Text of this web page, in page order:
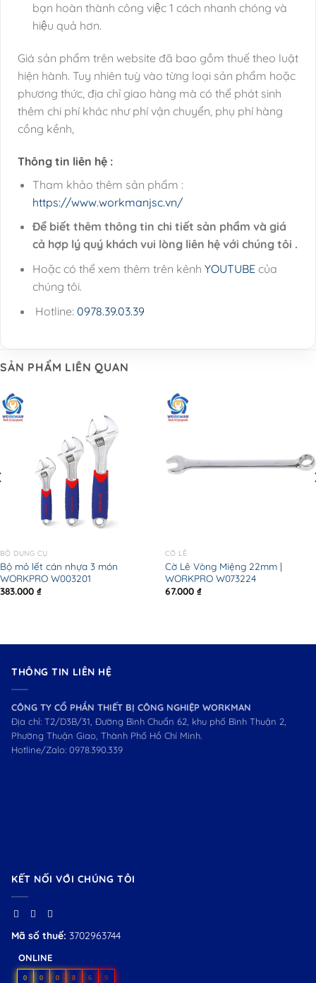
bạn hoàn thành công việc 1 cách nhanh chóng và
hiệu quả hơn.
Giá sản phẩm trên website đã bao gồm thuế theo luật
hiện hành. Tuy nhiên tuỳ vào từng loại sản phẩm hoặc
phương thức, địa chỉ giao hàng mà có thể phát sinh
thêm chi phí khác như phí vận chuyển, phụ phí hàng
cồng kềnh,
Thông tin liên hệ :
Tham khảo thêm sản phẩm :
https://www.workmanjsc.vn/
Để biết thêm thông tin chi tiết sản phẩm và giá
cả hợp lý quý khách vui lòng liên hệ với chúng tôi .
Hoặc có thể xem thêm trên kênh YOUTUBEcủa
chúng tôi.
Hotline: 0978.39.03.39
SẢN PHẨM LIÊN QUAN
BỘ DỤNG CỤ
Bộ mỏ lết cán nhựa 3 món
WORKPRO W003201
383.000 ₫
CỜ LÊ
Cờ Lê Vòng Miệng 22mm |
WORKPRO W073224
67.000 ₫
THÔNG TIN LIÊN HỆ
CÔNG TY CỔ PHẦN THIẾT BỊ CÔNG NGHIỆP WORKMAN
Địa chỉ: T2/D3B/31, Đường Bình Chuẩn 62, khu phố Bình Thuận 2,
Phường Thuận Giao, Thành Phố Hồ Chí Minh.
Hotline/Zalo: 0978.390.339
KẾT NỐI VỚI CHÚNG TÔI
Mã số thuế: 3702963744
ONLINE
0 0 0 8 6 9